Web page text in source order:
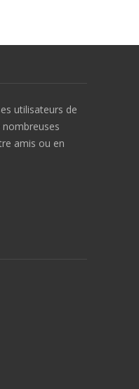
utilisateurs de
amis ou en